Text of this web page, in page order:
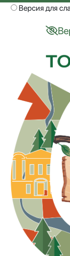
Версия для